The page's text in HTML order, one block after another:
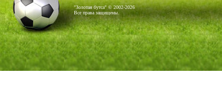
"Золотая бутса" © 2002-2026
Все права защищены.